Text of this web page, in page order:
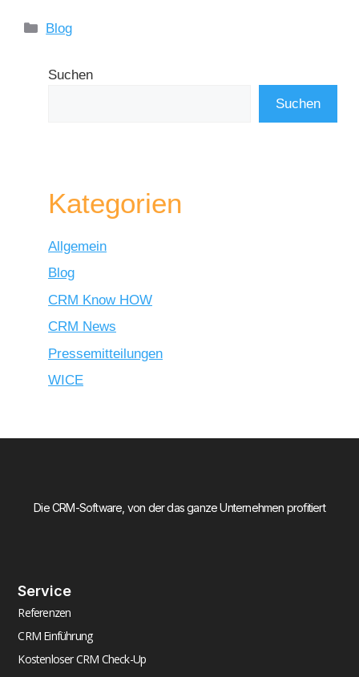
Blog
Suchen
Suchen
Kategorien
Allgemein
Blog
CRM Know HOW
CRM News
Pressemitteilungen
WICE
Die CRM-Software, von der das ganze Unternehmen profitiert
Service
Referenzen
CRM Einführung
Kostenloser CRM Check-Up